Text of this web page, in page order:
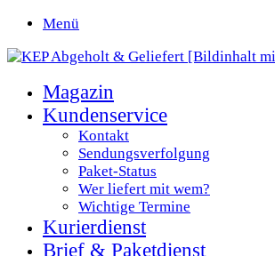
Menü
Magazin
Kundenservice
Kontakt
Sendungsverfolgung
Paket-Status
Wer liefert mit wem?
Wichtige Termine
Kurierdienst
Brief & Paketdienst